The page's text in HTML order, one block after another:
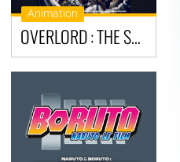
Animation
OVERLORD : THE SACRED KINGDOM